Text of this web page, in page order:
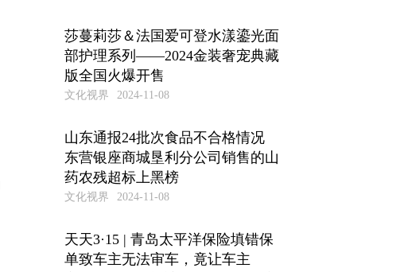
莎蔓莉莎＆法国爱可登水漾鎏光面
部护理系列——2024金装奢宠典藏
版全国火爆开售
文化视界 2024-11-08
山东通报24批次食品不合格情况
东营银座商城垦利分公司销售的山
药农残超标上黑榜
文化视界 2024-11-08
天天3·15 | 青岛太平洋保险填错保
单致车主无法审车，竟让车主